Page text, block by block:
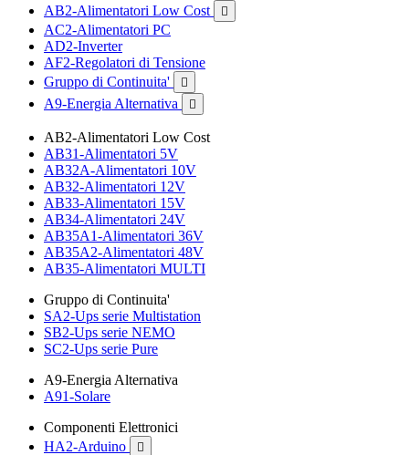
AB2-Alimentatori Low Cost

AC2-Alimentatori PC
AD2-Inverter
AF2-Regolatori di Tensione
Gruppo di Continuita'

A9-Energia Alternativa 
AB2-Alimentatori Low Cost
AB31-Alimentatori 5V
AB32A-Alimentatori 10V
AB32-Alimentatori 12V
AB33-Alimentatori 15V
AB34-Alimentatori 24V
AB35A1-Alimentatori 36V
AB35A2-Alimentatori 48V
AB35-Alimentatori MULTI
Gruppo di Continuita'
SA2-Ups serie Multistation
SB2-Ups serie NEMO
SC2-Ups serie Pure
A9-Energia Alternativa
A91-Solare
Componenti Elettronici
HA2-Arduino
